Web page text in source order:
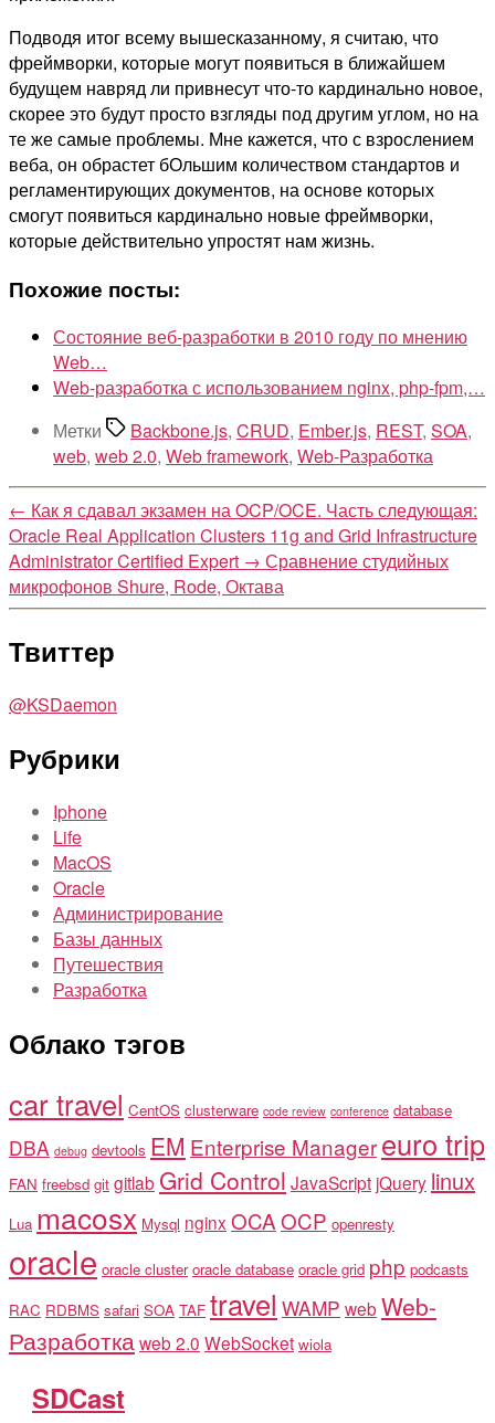
Подводя итог всему вышесказанному, я считаю, что
фреймворки, которые могут появиться в ближайшем
будущем навряд ли привнесут что-то кардинально новое,
скорее это будут просто взгляды под другим углом, но на
те же самые проблемы. Мне кажется, что с взрослением
веба, он обрастет бОльшим количеством стандартов и
регламентирующих документов, на основе которых
смогут появиться кардинально новые фреймворки,
которые действительно упростят нам жизнь.
Похожие посты:
Состояние веб-разработки в 2010 году по мнению
Web…
Web-разработка с использованием nginx, php-fpm,…
Метки
Backbone.js, CRUD, Ember.js, REST, SOA,
web, web 2.0, Web framework, Web-Разработка
← Как я сдавал экзамен на OCP/OCE. Часть следующая:
Oracle Real Application Clusters 11g and Grid Infrastructure
Administrator Certified Expert → Сравнение студийных
микрофонов Shure, Rode, Октава
Твиттер
@KSDaemon
Рубрики
Iphone
Life
MacOS
Oracle
Администрирование
Базы данных
Путешествия
Разработка
Облако тэгов
car travel CentOS clusterware code review conference database
DBA debug devtools EM Enterprise Managereuro trip
FAN freebsd git gitlab Grid Control JavaScript jQuery linux
Lua macosx Mysql nginx OCAOCP openresty
oracle oracle cluster oracle database oracle grid php podcasts
RAC RDBMS safari SOA TAF travel WAMP web Web-
Разработкаweb 2.0 WebSocket wiola
SDCast